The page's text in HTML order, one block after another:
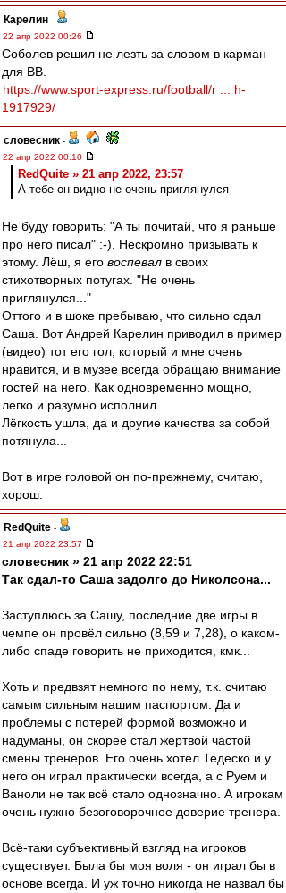
Карелин -
22 апр 2022 00:26
Соболев решил не лезть за словом в карман
для ВВ.
https://www.sport-express.ru/football/r ... h-
1917929/
словесник -
22 апр 2022 00:10
RedQuite » 21 апр 2022, 23:57
А тебе он видно не очень приглянулся
Не буду говорить: "А ты почитай, что я раньше
про него писал" :-). Нескромно призывать к
этому. Лёш, я его воспевал в своих
стихотворных потугах. "Не очень
приглянулся..."
Оттого и в шоке пребываю, что сильно сдал
Саша. Вот Андрей Карелин приводил в пример
(видео) тот его гол, который и мне очень
нравится, и в музее всегда обращаю внимание
гостей на него. Как одновременно мощно,
легко и разумно исполнил...
Лёгкость ушла, да и другие качества за собой
потянула...
Вот в игре головой он по-прежнему, считаю,
хорош.
RedQuite -
21 апр 2022 23:57
словесник » 21 апр 2022 22:51
Так сдал-то Саша задолго до Николсона...
Заступлюсь за Сашу, последние две игры в
чемпе он провёл сильно (8,59 и 7,28), о каком-
либо спаде говорить не приходится, кмк...
Хоть и предвзят немного по нему, т.к. считаю
самым сильным нашим паспортом. Да и
проблемы с потерей формой возможно и
надуманы, он скорее стал жертвой частой
смены тренеров. Его очень хотел Тедеско и у
него он играл практически всегда, а с Руем и
Ваноли не так всё стало однозначно. А игрокам
очень нужно безоговорочное доверие тренера.
Всё-таки субъективный взгляд на игроков
существует. Была бы моя воля - он играл бы в
основе всегда. И уж точно никогда не назвал бы